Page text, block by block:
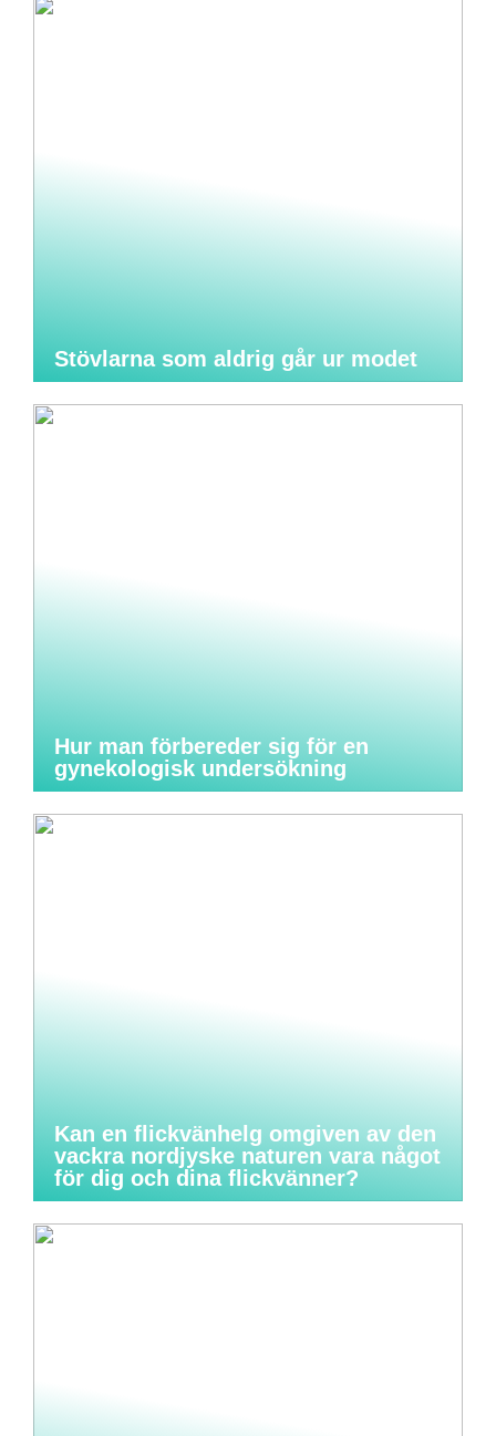
Stövlarna som aldrig går ur modet
Hur man förbereder sig för en
gynekologisk undersökning
Kan en flickvänhelg omgiven av den
vackra nordjyske naturen vara något
för dig och dina flickvänner?